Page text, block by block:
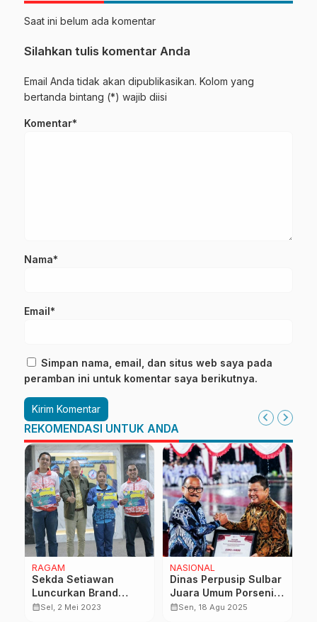
Saat ini belum ada komentar
Silahkan tulis komentar Anda
Email Anda tidak akan dipublikasikan. Kolom yang
bertanda bintang (*) wajib diisi
Komentar*
Nama*
Email*
Simpan nama, email, dan situs web saya pada
peramban ini untuk komentar saya berikutnya.
REKOMENDASI UNTUK ANDA
RAGAM
Sekda Setiawan
Luncurkan Brand
Ambassador Mantan
calendar_monthSel, 2 Mei 2023
NASIONAL
Dinas Perpusip Sulbar
Juara Umum Porseni
Kemerdekaan 2025
calendar_monthSen, 18 Agu 2025